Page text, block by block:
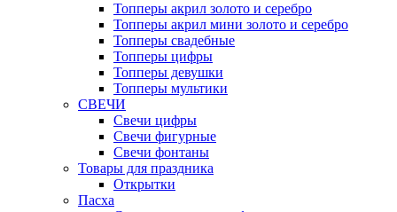
Топперы акрил золото и серебро
Топперы акрил мини золото и серебро
Топперы свадебные
Топперы цифры
Топперы девушки
Топперы мультики
СВЕЧИ
Свечи цифры
Свечи фигурные
Свечи фонтаны
Товары для праздника
Открытки
Пасха